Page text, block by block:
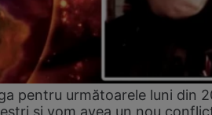
pentru următoarele luni din
și vom avea un nou